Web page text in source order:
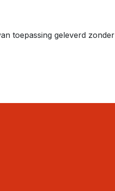
toepassing geleverd zonder